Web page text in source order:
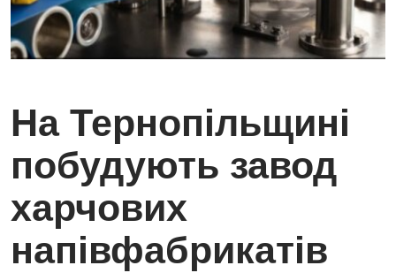
На Тернопільщині
побудують завод
харчових
напівфабрикатів